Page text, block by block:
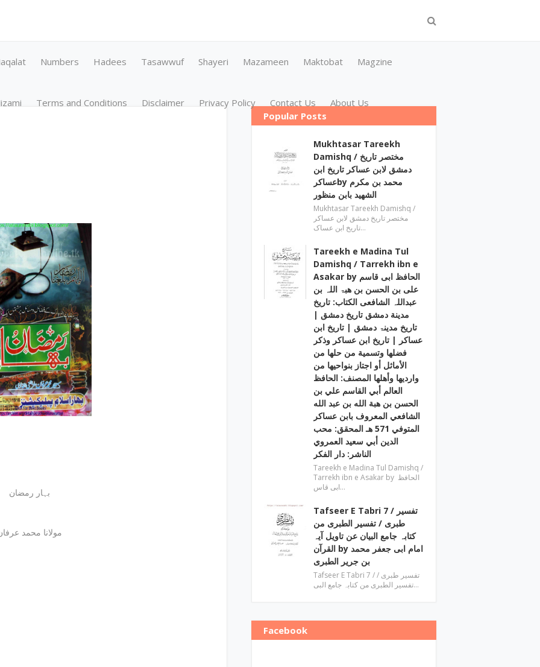
Numbers Hadees Tasawwuf Shayeri Mazameen Maktobat Magzine
Terms and Conditions Disclaimer Privacy Policy Contact Us About Us
Popular Posts
Mukhtasar Tareekh
Damishq ‎/ مختصر تاریخ
دمشق لابن عساکر تاریخ ابن
عساکرby ‎محمد بن مکرم
الشھید بابن منظور
Mukhtasar Tareekh Damishq ‎/
مختصر تاریخ دمشق لابن عساکر
تاریخ ابن عساک…
Tareekh e Madina Tul
Damishq / Tarrekh ibn e
Asakar by الحافظ ابی قاسم
علی بن الحسن بن ھبۃ اللہ بن
عبداللہ الشافعی الكتاب: تاريخ
مدينة دمشق تاريخ دمشق |
تاریخ مدینۃ دمشق | تاریخ ابن
عساکر | تاريخ ابن عساكر وذكر
فضلها وتسمية من حلها من
الأماثل أو اجتاز بنواحيها من
وارديها وأهلها المصنف: الحافظ
العالم أبي القاسم علي بن
الحسن بن هبة الله بن عبد الله
الشافعي المعروف بابن عساكر
المتوفي 571 هـ المحقق: محب
الدين أبي سعيد العمروي
الناشر: دار الفكر
Tareekh e Madina Tul Damishq /
Tarrekh ibn e Asakar by الحافظ
ابی قاس…
Tafseer E Tabri 7 / تفسیر
طبری / تفسیر الطبری من
کتابہ جامع البیان عن تاویل آیہ
القرآن by امام ابی جعفر محمد
بن جریر الطبری
Tafseer E Tabri 7 / تفسیر طبری /
تفسیر الطبری من کتابہ جامع البی…
Facebook